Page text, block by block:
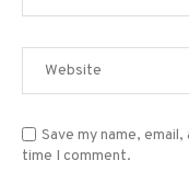
Save my name,
time I comment.